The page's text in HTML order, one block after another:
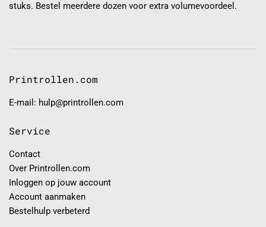
stuks. Bestel meerdere dozen voor extra volumevoordeel.
Printrollen.com
E-mail: hulp@printrollen.com
Service
Contact
Over Printrollen.com
Inloggen op jouw account
Account aanmaken
Bestelhulp verbeterd